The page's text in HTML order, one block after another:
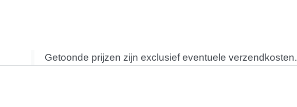
Getoonde prijzen zijn exclusief eventuele verzendkosten.